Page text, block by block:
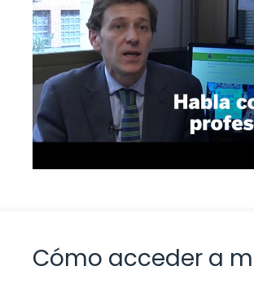
Cómo acceder a